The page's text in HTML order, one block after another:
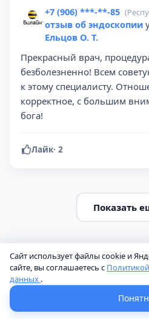
+7 (906) ***-**-85
отзыв об эндоскопии
Ельцов О. Т.
Прекрасный врач,
безболезненно! Всем
к этому специалисту.
корректное, с большим
бога!
Лайк· 2
Показать
FAQ
Часто задаваемые
Сайт использует файлы cookie и
сайте, вы соглашаетесь с
данных .